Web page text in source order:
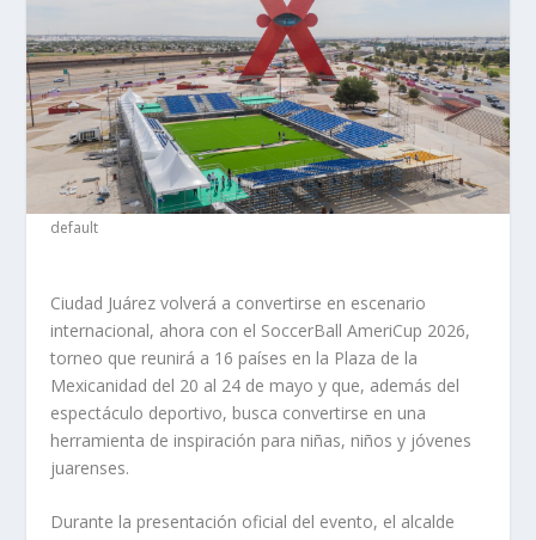
default
Ciudad Juárez volverá a convertirse en escenario
internacional, ahora con el SoccerBall AmeriCup 2026,
torneo que reunirá a 16 países en la Plaza de la
Mexicanidad del 20 al 24 de mayo y que, además del
espectáculo deportivo, busca convertirse en una
herramienta de inspiración para niñas, niños y jóvenes
juarenses.
Durante la presentación oficial del evento, el alcalde